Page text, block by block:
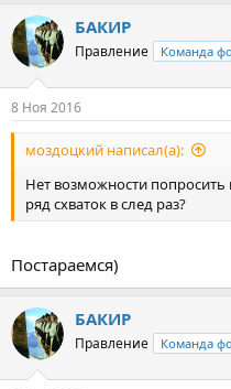
БАКИР
Правление Команда
8 Ноя 2016
моздоцкий написал(а):
Нет возможности попросить
ряд схваток в след раз?
Постараемся)
БАКИР
Правление Команда